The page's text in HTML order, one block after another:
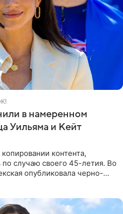
в намеренном
Уильяма и Кейт
контента,
случаю своего 45-летия. Во
опубликовала черно-